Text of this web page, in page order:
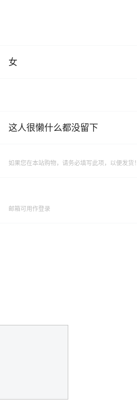
女
这人很懒什么都没留下
如果您在本站购物，请务必填写此项，以便发货！
邮箱可用作登录